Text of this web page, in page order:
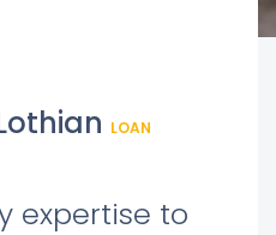
LOAN
expertise to